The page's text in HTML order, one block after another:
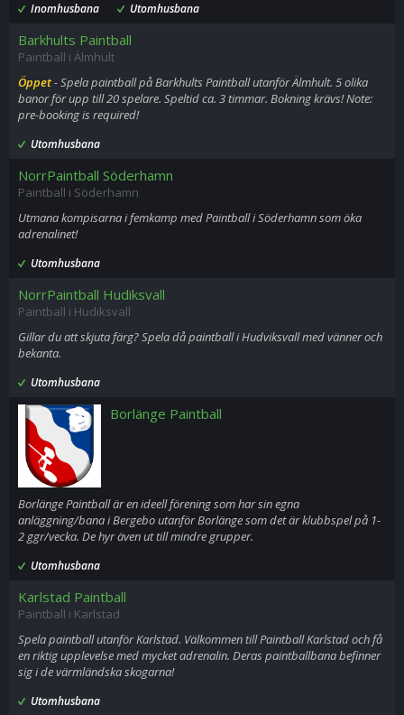
Inomhusbana Utomhusbana
Barkhults Paintball
Paintball i Älmhult
Öppet- Spela paintball på Barkhults Paintball utanför Älmhult. 5 olika
banor för upp till 20 spelare. Speltid ca. 3 timmar. Bokning krävs! Note:
pre-booking is required!
Utomhusbana
NorrPaintball Söderhamn
Paintball i Söderhamn
Utmana kompisarna i femkamp med Paintball i Söderhamn som öka
adrenalinet!
Utomhusbana
NorrPaintball Hudiksvall
Paintball i Hudiksvall
Gillar du att skjuta färg? Spela då paintball i Hudviksvall med vänner och
bekanta.
Utomhusbana
Borlänge Paintball
Borlänge Paintball är en ideell förening som har sin egna
anläggning/bana i Bergebo utanför Borlänge som det är klubbspel på 1-
2 ggr/vecka. De hyr även ut till mindre grupper.
Utomhusbana
Karlstad Paintball
Paintball i Karlstad
Spela paintball utanför Karlstad. Välkommen till Paintball Karlstad och få
en riktig upplevelse med mycket adrenalin. Deras paintballbana befinner
sig i de värmländska skogarna!
Utomhusbana